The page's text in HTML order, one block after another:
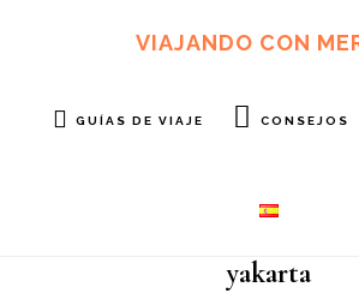
VIAJANDO CON
GUÍAS DE VIAJE CONSEJOS
yakarta